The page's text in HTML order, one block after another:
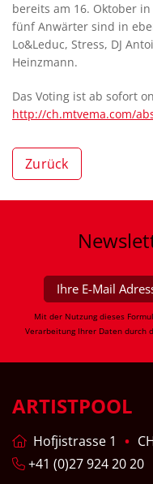
bereits am 16. Oktober
fünf Anwärter sind in
Lo&Leduc, Stress, DJ
Heinzmann.
Das Voting ist ab sofort
http://ch.mtvema.com/
Zurück
Mit der Nutzung dieses
Verarbeitung Ihrer Daten durch
ARTISTPOOL
Hofjistrasse 1
+41 (0)27 924 20 20